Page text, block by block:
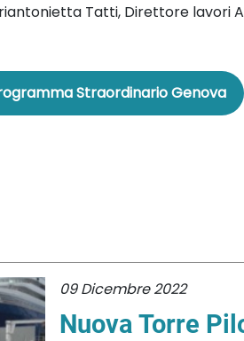
Tatti, Direttore lavori
Straordinario Genova
09 Dicembre 2022
Nuova Torre